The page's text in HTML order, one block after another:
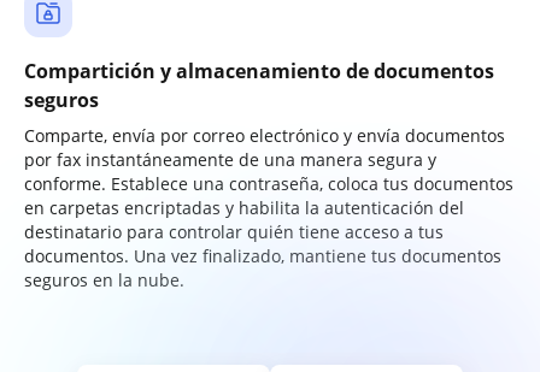
Compartición y almacenamiento de documentos
seguros
Comparte, envía por correo electrónico y envía documentos
por fax instantáneamente de una manera segura y
conforme. Establece una contraseña, coloca tus documentos
en carpetas encriptadas y habilita la autenticación del
destinatario para controlar quién tiene acceso a tus
documentos. Una vez finalizado, mantiene tus documentos
seguros en la nube.